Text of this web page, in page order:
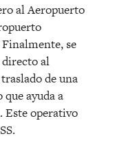
al Aeropuerto
se
directo al
de una
ayuda a
Este operativo